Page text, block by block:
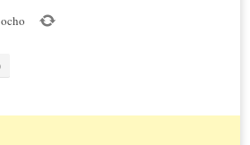
ocho